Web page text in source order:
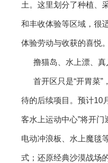
土。这里划分了种植、
和丰收体验等区域，很
体验劳动与收获的喜悦。
撸猫岛、水上漂、真
首开区只是“开胃菜”
待的后续项目。预计10
客水上运动中心”将开门
电动冲浪板、水上魔毯
式；还原经典沙漠战场